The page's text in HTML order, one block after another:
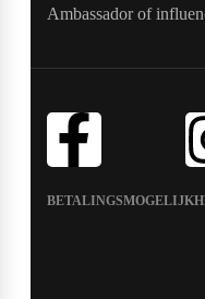
Ambassador of